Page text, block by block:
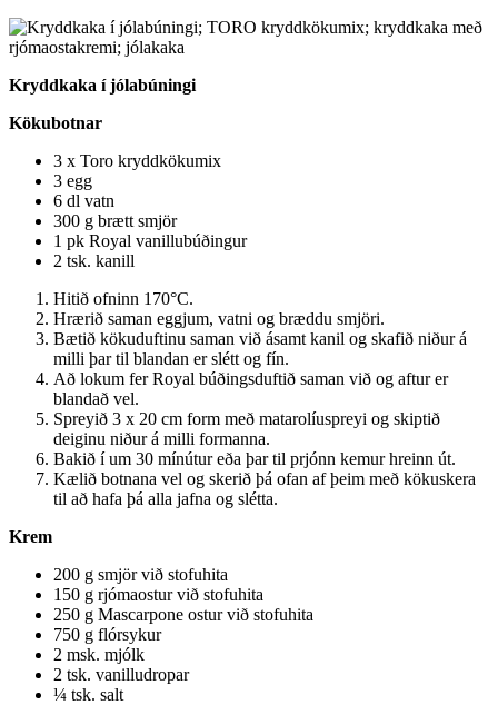
Kryddkaka í jólabúningi
Kökubotnar
3 x Toro kryddkökumix
3 egg
6 dl vatn
300 g brætt smjör
1 pk Royal vanillubúðingur
2 tsk. kanill
Hitið ofninn 170°C.
Hrærið saman eggjum, vatni og bræddu smjöri.
Bætið kökuduftinu saman við ásamt kanil og skafið niður á
milli þar til blandan er slétt og fín.
Að lokum fer Royal búðingsduftið saman við og aftur er
blandað vel.
Spreyið 3 x 20 cm form með matarolíuspreyi og skiptið
deiginu niður á milli formanna.
Bakið í um 30 mínútur eða þar til prjónn kemur hreinn út.
Kælið botnana vel og skerið þá ofan af þeim með kökuskera
til að hafa þá alla jafna og slétta.
Krem
200 g smjör við stofuhita
150 g rjómaostur við stofuhita
250 g Mascarpone ostur við stofuhita
750 g flórsykur
2 msk. mjólk
2 tsk. vanilludropar
¼ tsk. salt